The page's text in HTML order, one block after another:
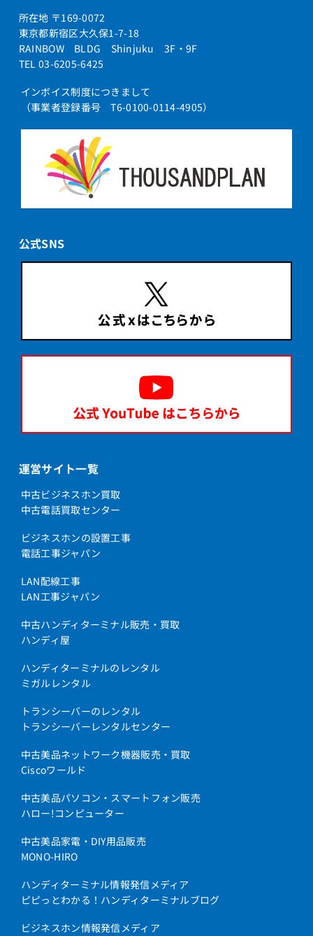
所在地 〒169-0072
東京都新宿区大久保1-7-18
RAINBOW BLDG Shinjuku 3F・9F
TEL 03-6205-6425
インボイス制度につきまして
（事業者登録番号 T6-0100-0114-4905）
公式SNS
運営サイト一覧
中古ビジネスホン買取
中古電話買取センター
ビジネスホンの設置工事
電話工事ジャパン
LAN配線工事
LAN工事ジャパン
中古ハンディターミナル販売・買取
ハンディ屋
ハンディターミナルのレンタル
ミガルレンタル
トランシーバーのレンタル
トランシーバーレンタルセンター
中古美品ネットワーク機器販売・買取
Ciscoワールド
中古美品パソコン・スマートフォン販売
ハロー!コンピューター
中古美品家電・DIY用品販売
MONO-HIRO
ハンディターミナル情報発信メディア
ピピっとわかる！ハンディターミナルブログ
ビジネスホン情報発信メディア